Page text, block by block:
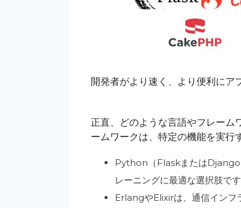
開発者がより速く、より便利にア
正直、どのような言語やフレーム
ームワークは、特定の機能を実行
Python（FlaskまたはDjango
レーニングに最適な選択肢です
ErlangやElixirは、通信インフ